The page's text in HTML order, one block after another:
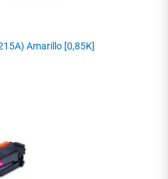
Amarillo [0,85K]